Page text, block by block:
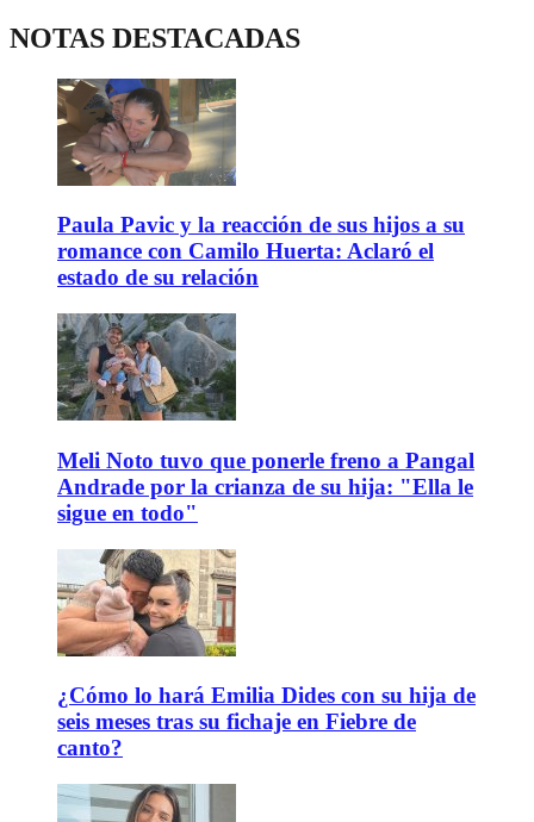
NOTAS DESTACADAS
Paula Pavic y la reacción de sus hijos a su
romance con Camilo Huerta: Aclaró el
estado de su relación
Meli Noto tuvo que ponerle freno a Pangal
Andrade por la crianza de su hija: "Ella le
sigue en todo"
¿Cómo lo hará Emilia Dides con su hija de
seis meses tras su fichaje en Fiebre de
canto?